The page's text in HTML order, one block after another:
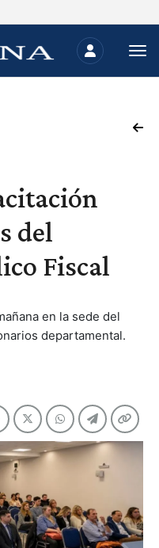
del
Fiscal
en la sede del
departamental.